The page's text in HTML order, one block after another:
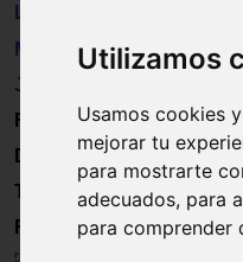
Utilizamos
Usamos cookies
mejorar tu
para mostrarte
adecuados, para
para comprender
Libros
Material
Juguetes
Formación
Directorio
Trabajo
Registro